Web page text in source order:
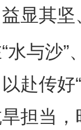
显其
与沙”、
赴传好
担当